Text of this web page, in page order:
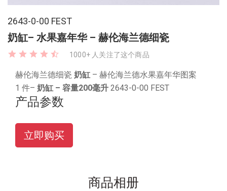
2643-0-00 FEST
奶缸– 水果嘉年华 – 赫伦海兰德细瓷
1000+ 人关注了这个商品
赫伦海兰德细瓷 奶缸 – 赫伦海兰德水果嘉年华图案
1 件– 奶缸 – 容量200毫升 2643-0-00 FEST
产品参数
立即购买
商品相册